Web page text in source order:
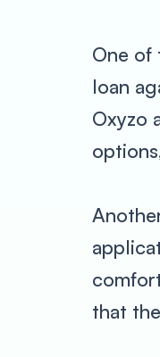
One of
loan
Oxyzo
that